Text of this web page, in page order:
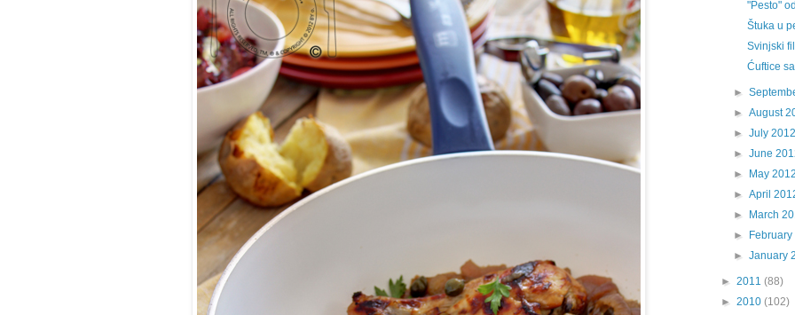
"Pesto"
Štuka u
Svinjski
Ćuftice
►
►August
►July
►June
►
May
►April
►
March
►
►January
► 2011 (88)
► 2010 (102)